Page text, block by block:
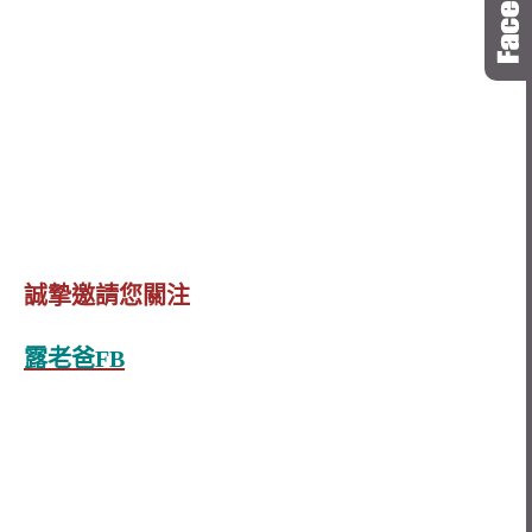
誠摯邀請您關注
露老爸FB